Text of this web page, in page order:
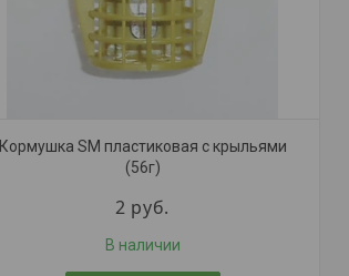
Кормушка SM пластиковая с крыльями
(56г)
2 руб.
В наличии